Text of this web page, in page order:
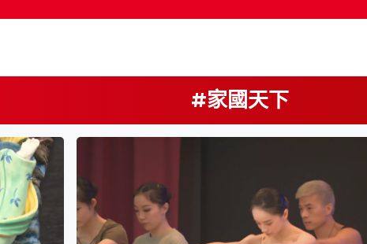
#家國天下
按輸入鍵開始搜尋